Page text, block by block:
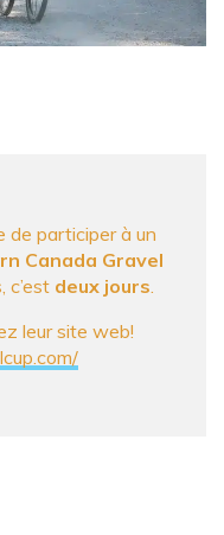
de participer à un
Canada Gravel
c’est deux jours.
leur site web!